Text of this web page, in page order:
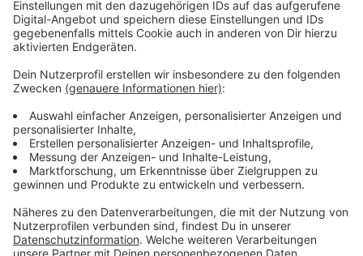
Für die Absenkung des Wahlalters wollen sich auch die
Grünen Im Landtag einsetzen. Politiker verschiedener
Lager haben festgestellt, dass sich gerade in der
Corona Pandemie Jugendliche zu wenig gehört und in
politischen Entscheidungen nicht berücksichtigt
fühlen.
Anzeige